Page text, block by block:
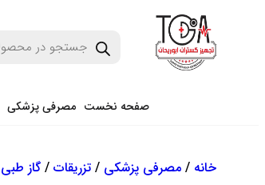
صفحه نخست مصرفی پزشکی
خانه / مصرفی پزشکی / تزریقات / گاز طبی